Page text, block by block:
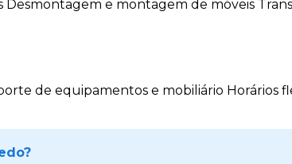
Desmontagem e montagem de móveis
de equipamentos e mobiliário Horários